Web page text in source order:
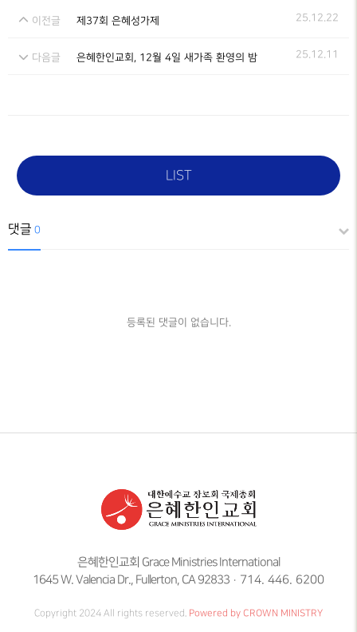
이전글 제37회 은혜성가제 25.12.22
다음글 은혜한인교회, 12월 4일 새가족 환영의 밤 25.12.11
LIST
댓글 0
등록된 댓글이 없습니다.
은혜한인교회 Grace Ministries International
1645 W. Valencia Dr., Fullerton, CA 92833
714. 446. 6200
Copyright 2024 All rights reserved. Powered by CROWN MINISTRY